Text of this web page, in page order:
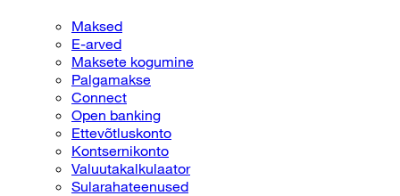
Maksed
E-arved
Maksete kogumine
Palgamakse
Connect
Open banking
Ettevõtluskonto
Kontsernikonto
Valuutakalkulaator
Sularahateenused